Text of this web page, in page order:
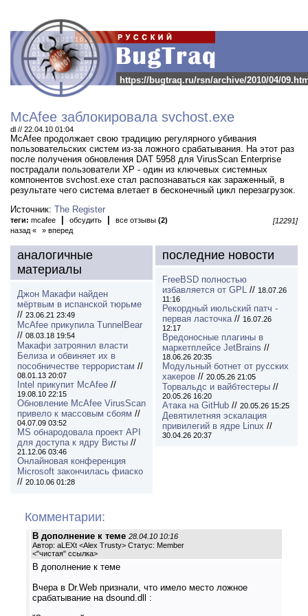
https://bugtraq.ru/rsn/archive/2010/04/
McAfee заблокировала svchost.exe
dl // 22.04.10 01:04
McAfee продолжает свою традицию регулярного убивания
пользовательских систем из-за ложного срабатывания. На этот раз
после получения обновления DAT 5958 для VirusScan Enterprise
пострадали пользователи XP - один из ключевых системных
компонентов svchost.exe стал распознаваться как зараженный, в
результате чего система влетает в бесконечный цикл перезагрузок.
Источник: The Register
теги: mcafee обсудить все отзывы (2)
[12291]
назад «
» вперед
аналогичные
материалы
Джон Макафи найден
мёртвым в испанской тюрьме
// 23.06.21 23:49
McAfee прикупила TunnelBear
// 08.03.18 19:54
Макафи затроянил власти
Белиза и обвиняет их в
пособничестве террористам //
08.01.13 20:07
Intel прикупит McAfee //
19.08.10 22:15
Обновление McAfee VirusScan
привело к массовым сбоям //
04.07.09 03:52
MS обнародовала проект API
для доступа к ядру Висты //
21.12.06 03:46
Онлайновая конференция
Microsoft закончилась фиаско
// 20.10.06 01:28
последние новости
FreeBSD полностью
избавляется от GPL // 18.07.26
11:16
Рекордный июльский патч -
первая ласточка// 16.07.26
12:17
Вредоносные плагины в
маркетплейсе JetBrains //
18.06.26 20:35
Модульный ботнет от русских
хакеров // 20.05.26 21:05
Торвальдс и вайбтестеры //
20.05.26 16:20
Атака на GitHub // 20.05.26 15:25
Девятилетняя эскалация
привилегий в ядре Linux //
30.04.26 20:37
Комментарии:
В дополнение к теме 28.04.10 10:16
Автор: aLEXt <Alex Trusty> Статус: Member
<"чистая" ссылка>
В дополнение к теме
Вчера в Dr.Web признали, что имело место ложное
срабатывание на dsound.dll :